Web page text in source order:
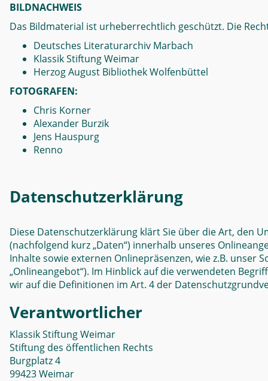
BILDNACHWEIS
Das Bildmaterial ist urheberrechtlich geschützt. Die
Deutsches Literaturarchiv Marbach
Klassik Stiftung Weimar
Herzog August Bibliothek Wolfenbüttel
FOTOGRAFEN:
Chris Korner
Alexander Burzik
Jens Hauspurg
Renno
Datenschutzerklärung
Diese Datenschutzerklärung klärt Sie über die Art, den
(nachfolgend kurz „Daten“) innerhalb unseres
Inhalte sowie externen Onlinepräsenzen, wie z.B. unser
„Onlineangebot“). Im Hinblick auf die verwendeten
wir auf die Definitionen im Art. 4 der
Verantwortlicher
Klassik Stiftung Weimar
Stiftung des öffentlichen Rechts
Burgplatz 4
99423 Weimar